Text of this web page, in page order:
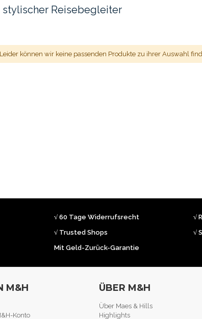
Reisebegleiter
Leider können wir keine passenden Produkte zu ihrer Auswahl
√ 60 Tage Widerrufsrecht
√ Trusted Shops
Mit Geld-Zurück-Garantie
√
√
M&H
Konto
ÜBER M&H
Über Maes & Hills
Highlights